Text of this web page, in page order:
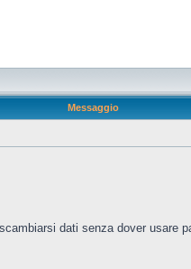
Messaggio
dati senza dover usare